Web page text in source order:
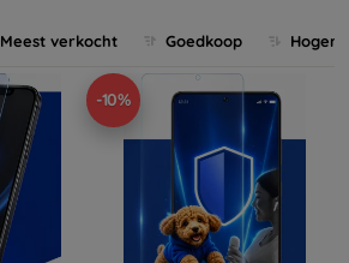
Meest verkocht Goedkoop
-10%